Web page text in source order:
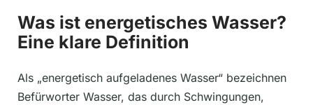
Was ist energetisches Wasser?
Eine klare Definition
Als „energetisch aufgeladenes Wasser“ bezeichnen
Befürworter Wasser, das durch Schwingungen,